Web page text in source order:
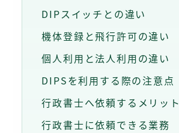
DIPスイッチとの違い
機体登録と飛行許可の違い
個人利用と法人利用の違い
DIPSを利用する際の注意点
行政書士へ依頼するメリット
行政書士に依頼できる業務